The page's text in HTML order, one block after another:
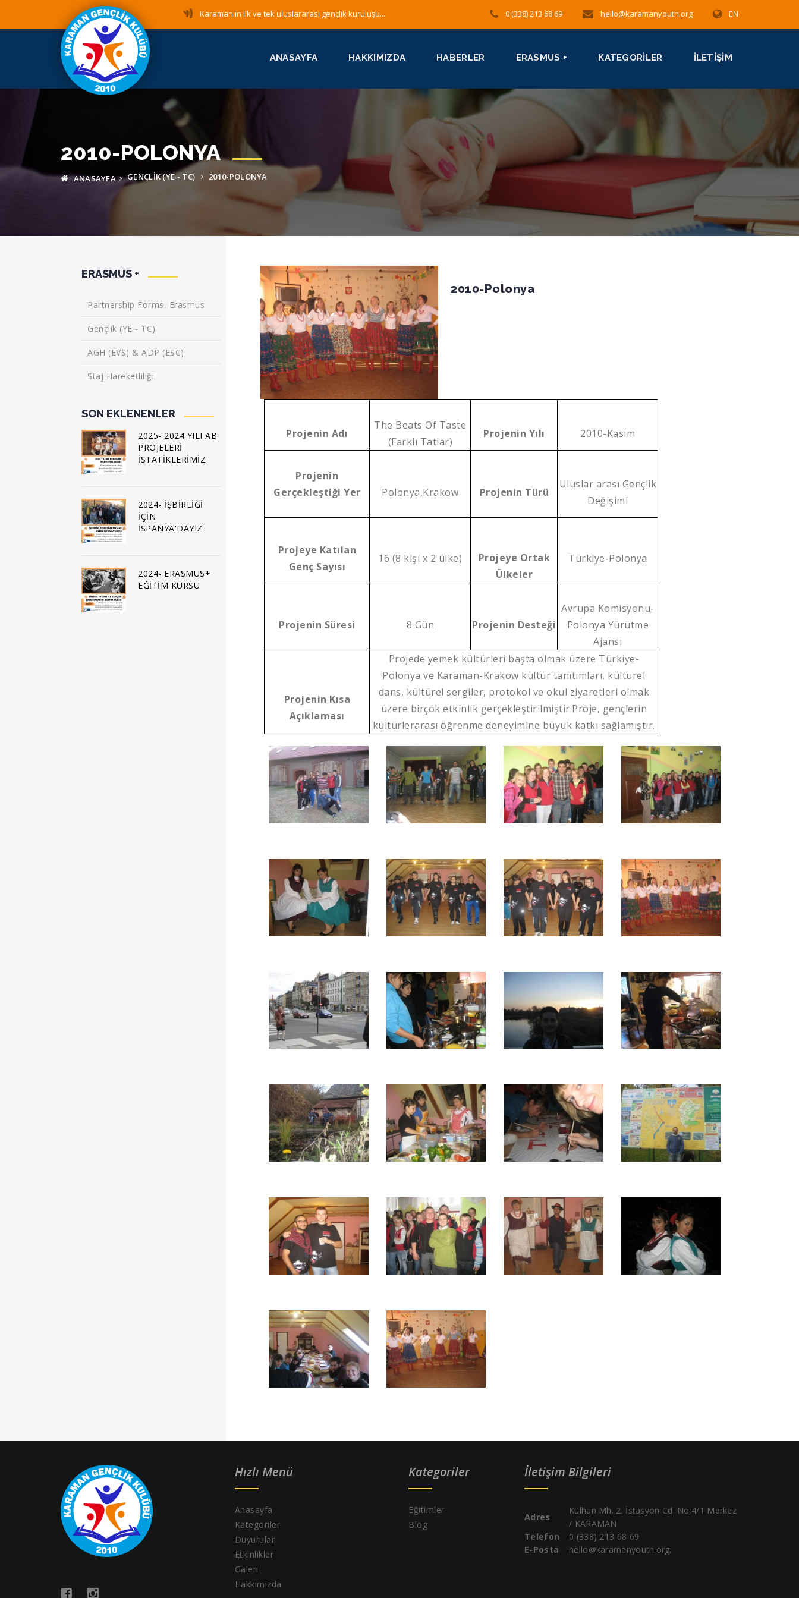
ANASAYFA HAKKIMIZDA HABERLER ERASMUS + KATEGORILER İLETIŞIM
Karaman'ın ilk ve tek uluslararası gençlik kuruluşu... 0 (338) 213 68 69 hello@karamanyouth.org EN
2010-POLONYA
ANASAYFA GENÇLIK (YE - TC) 2010-POLONYA
2010-Polonya
Projenin Adı
The Beats Of Taste
(Farklı Tatlar)
Projenin Yılı 2010-Kasım
Projenin
Gerçekleştiği Yer
Polonya,Krakow Projenin Türü
Uluslar arası Gençlik
Değişimi
Projeye Katılan
Genç Sayısı
16 (8 kişi x 2 ülke)
Projeye Ortak
Ülkeler
Türkiye-Polonya
Projenin Süresi 8 Gün Projenin Desteği
Avrupa Komisyonu-
Polonya Yürütme
Ajansı
Projenin Kısa
Açıklaması
Projede yemek kültürleri başta olmak üzere Türkiye-
Polonya ve Karaman-Krakow kültür tanıtımları, kültürel
dans, kültürel sergiler, protokol ve okul ziyaretleri olmak
üzere birçok etkinlik gerçekleştirilmiştir.Proje, gençlerin
kültürlerarası öğrenme deneyimine büyük katkı sağlamıştır.
ERASMUS +
Partnership Forms, Erasmus
Gençlik (YE - TC)
AGH (EVS) & ADP (ESC)
Staj Hareketliliği
SON EKLENENLER
2025- 2024 YILI AB
PROJELERİ
İSTATİKLERİMİZ
2024- İŞBİRLİĞİ
İÇİN
İSPANYA'DAYIZ
2024- ERASMUS+
EĞİTİM KURSU
Hızlı Menü
Anasayfa
Kategoriler
Duyurular
Etkinlikler
Galeri
Hakkımızda
Kategoriler
Eğitimler
Blog
İletişim Bilgileri
Adres
Külhan Mh. 2. İstasyon Cd. No:4/1 Merkez
/ KARAMAN
Telefon
0 (338) 213 68 69
E-Posta
hello@karamanyouth.org